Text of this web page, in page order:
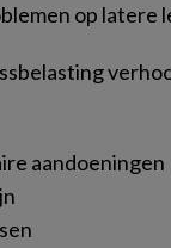
op latere
aandoeningen